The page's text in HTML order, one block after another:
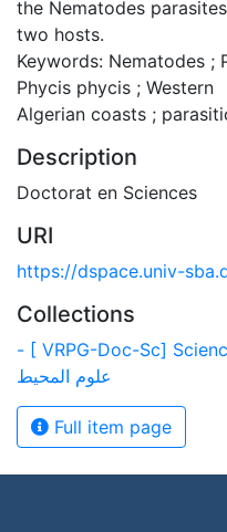
the Nematodes
two hosts.
Keywords: Nematodes ;
Phycis phycis ; Western
Algerian coasts ;
Description
Doctorat en Sciences
URI
https://dspace.univ-
Collections
- [ VRPG-Doc-Sc]
علوم المحيط
Full item page